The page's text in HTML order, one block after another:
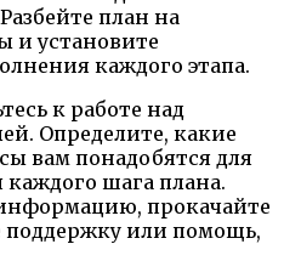
план на
и установите
каждого этапа.
к работе над
Определите, какие
вам понадобятся для
шага плана.
прокачайте
или помощь,